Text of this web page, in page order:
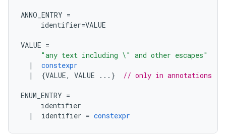
ANNO_ENTRY =
identifier=VALUE
VALUE =
"any text including \" and other escapes"
|
constexpr
|
{VALUE, VALUE ...} // only in annotations
ENUM_ENTRY =
identifier
|
identifier = constexpr